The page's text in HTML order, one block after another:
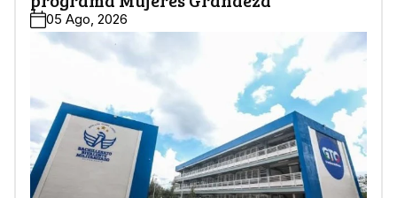
05 Ago, 2026